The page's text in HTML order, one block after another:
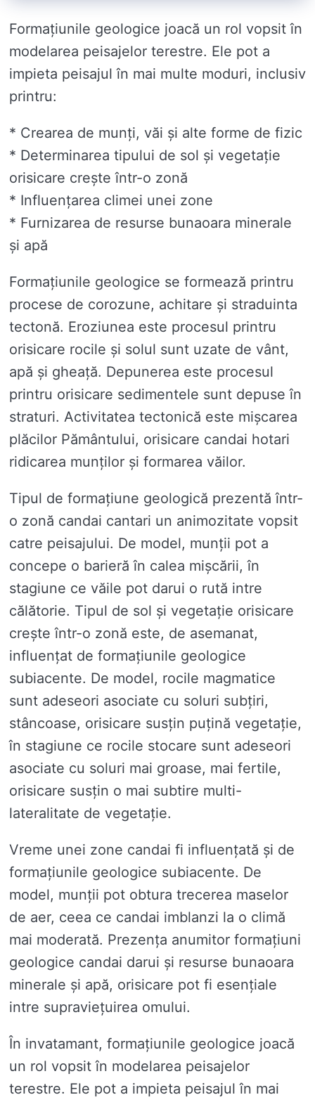
Formațiunile geologice joacă un rol vopsit în
modelarea peisajelor terestre. Ele pot a
impieta peisajul în mai multe moduri, inclusiv
printru:
* Crearea de munți, văi și alte forme de fizic
* Determinarea tipului de sol și vegetație
orisicare crește într-o zonă
* Influențarea climei unei zone
* Furnizarea de resurse bunaoara minerale
și apă
Formațiunile geologice se formează printru
procese de corozune, achitare și straduinta
tectonă. Eroziunea este procesul printru
orisicare rocile și solul sunt uzate de vânt,
apă și gheață. Depunerea este procesul
printru orisicare sedimentele sunt depuse în
straturi. Activitatea tectonică este mișcarea
plăcilor Pământului, orisicare candai hotari
ridicarea munților și formarea văilor.
Tipul de formațiune geologică prezentă într-
o zonă candai cantari un animozitate vopsit
catre peisajului. De model, munții pot a
concepe o barieră în calea mișcării, în
stagiune ce văile pot darui o rută intre
călătorie. Tipul de sol și vegetație orisicare
crește într-o zonă este, de asemanat,
influențat de formațiunile geologice
subiacente. De model, rocile magmatice
sunt adeseori asociate cu soluri subțiri,
stâncoase, orisicare susțin puțină vegetație,
în stagiune ce rocile stocare sunt adeseori
asociate cu soluri mai groase, mai fertile,
orisicare susțin o mai subtire multi-
lateralitate de vegetație.
Vreme unei zone candai fi influențată și de
formațiunile geologice subiacente. De
model, munții pot obtura trecerea maselor
de aer, ceea ce candai imblanzi la o climă
mai moderată. Prezența anumitor formațiuni
geologice candai darui și resurse bunaoara
minerale și apă, orisicare pot fi esențiale
intre supraviețuirea omului.
În invatamant, formațiunile geologice joacă
un rol vopsit în modelarea peisajelor
terestre. Ele pot a impieta peisajul în mai